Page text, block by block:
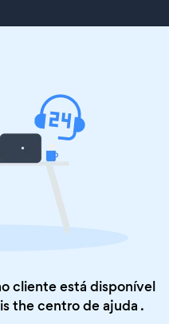
cliente está disponível
thecentro de ajuda .